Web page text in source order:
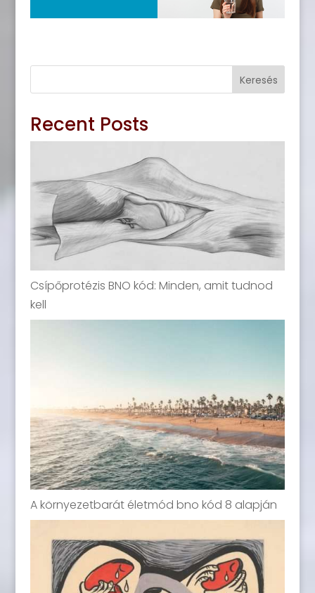
Keresés
Recent Posts
Csípőprotézis BNO kód: Minden, amit tudnod
kell
A környezetbarát életmód bno kód 8 alapján